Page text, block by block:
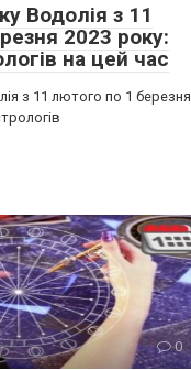
Водолія з 11
2023 року:
на цей час
з 11 лютого по 1 березня
0